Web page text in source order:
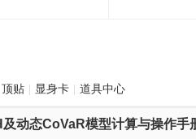
顶贴 显身卡 道具中心
动态CoVaR模型计算与操作手